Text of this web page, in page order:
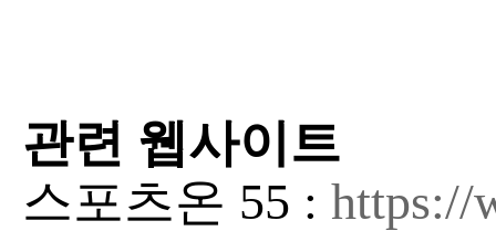
관련 웹사이트
스포츠온 55 : https://